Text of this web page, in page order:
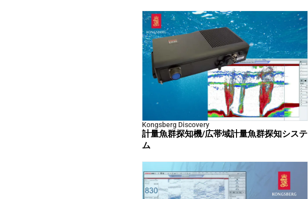
Kongsberg Discovery
計量魚群探知機/広帯域計量魚群探知システ
ム